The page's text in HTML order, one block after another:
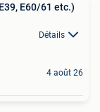
E60/61 etc.)
Détails
4 août 26